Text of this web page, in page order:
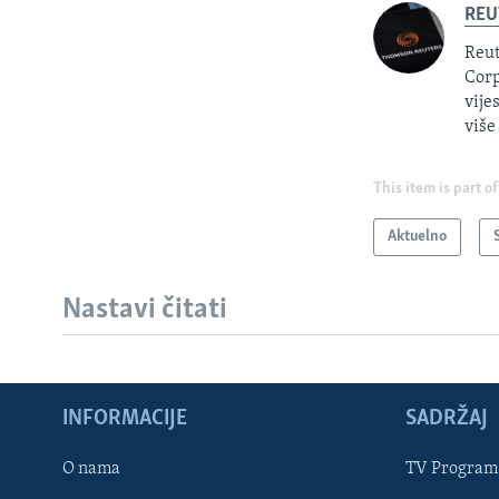
Learning English
više
This item is part of
Aktuelno
Nastavi čitati
INFORMACIJE
O nama
SADRŽAJ
TV Program